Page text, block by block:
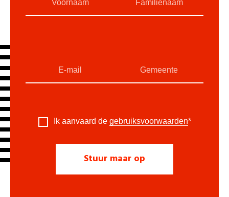
Ik aanvaard de gebruiksvoorwaarden*